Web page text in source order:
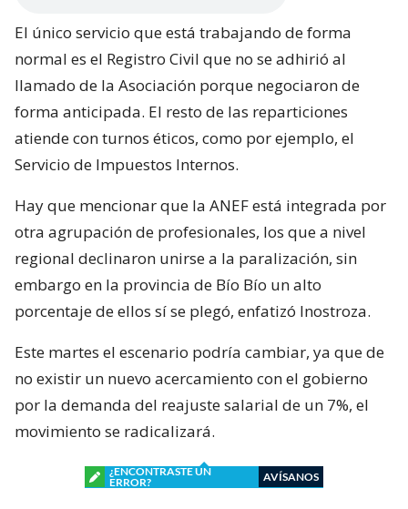
El único servicio que está trabajando de forma
normal es el Registro Civil que no se adhirió al
llamado de la Asociación porque negociaron de
forma anticipada. El resto de las reparticiones
atiende con turnos éticos, como por ejemplo, el
Servicio de Impuestos Internos.
Hay que mencionar que la ANEF está integrada por
otra agrupación de profesionales, los que a nivel
regional declinaron unirse a la paralización, sin
embargo en la provincia de Bío Bío un alto
porcentaje de ellos sí se plegó, enfatizó Inostroza.
Este martes el escenario podría cambiar, ya que de
no existir un nuevo acercamiento con el gobierno
por la demanda del reajuste salarial de un 7%, el
movimiento se radicalizará.
¿ENCONTRASTE UN
ERROR?
AVÍSANOS